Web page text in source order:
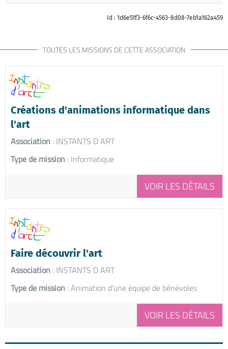
Id : 1d6e51f3-6f6c-4563-8d08-7eb1a162a459
TOUTES LES MISSIONS DE CETTE ASSOCIATION
Créations d'animations informatique dans
l'art
Association : INSTANTS D ART
Type de mission : Informatique
VOIR LES DÉTAILS
Faire découvrir l'art
Association : INSTANTS D ART
Type de mission : Animation d'une équipe de bénévoles
VOIR LES DÉTAILS